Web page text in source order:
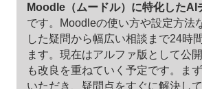
Moodle（ムードル）に特化したAI
です。Moodleの使い方や設定方法
した疑問から幅広い相談まで24時
ます。現在はアルファ版として公
も改良を重ねていく予定です。ま
いただき、疑問点をすぐに解決し